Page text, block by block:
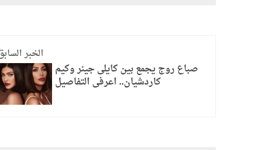
الخبر
صباع روج يجمع بين كايلى جينر وكيم
كاردشيان.. اعرفى التفاصيل